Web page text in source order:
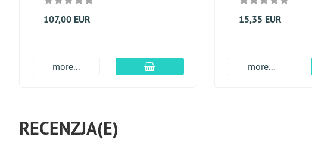
107,00 EUR
more... dodaj do koszyka
15,35 EUR
more...
RECENZJA(E)